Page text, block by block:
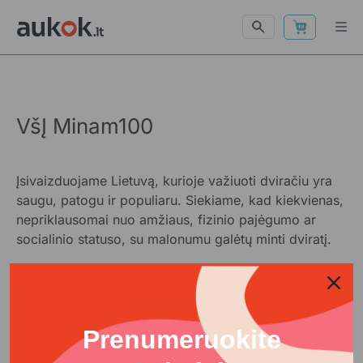
VšĮ Minam100
Įsivaizduojame Lietuvą, kurioje važiuoti dviračiu yra
saugu, patogu ir populiaru. Siekiame, kad kiekvienas,
nepriklausomai nuo amžiaus, fizinio pajėgumo ar
socialinio statuso, su malonumu galėtų minti dviratį.
KontaktaiPrenumeruokite